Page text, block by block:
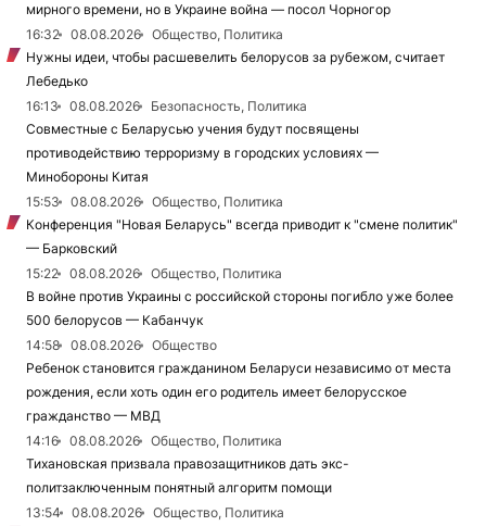
мирного времени, но в Украине война — посол Чорногор
16:32
08.08.2026
Общество, Политика
Нужны идеи, чтобы расшевелить белорусов за рубежом, считает
Лебедько
16:13
08.08.2026
Безопасность, Политика
Совместные с Беларусью учения будут посвящены
противодействию терроризму в городских условиях —
Минобороны Китая
15:53
08.08.2026
Общество, Политика
Конференция "Новая Беларусь" всегда приводит к "смене политик"
— Барковский
15:22
08.08.2026
Общество, Политика
В войне против Украины с российской стороны погибло уже более
500 белорусов — Кабанчук
14:58
08.08.2026
Общество
Ребенок становится гражданином Беларуси независимо от места
рождения, если хоть один его родитель имеет белорусское
гражданство — МВД
14:16
08.08.2026
Общество, Политика
Тихановская призвала правозащитников дать экс-
политзаключенным понятный алгоритм помощи
13:54
08.08.2026
Общество, Политика